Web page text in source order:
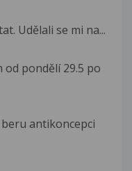
Udělali se mi na...
pondělí 29.5 po
antikoncepci